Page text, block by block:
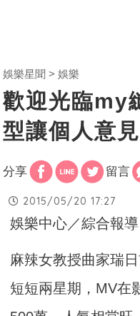
娛樂星聞 娛樂
歡迎光臨my
型讓個人意
分享 留言
2015/05/20 17:27
娛樂中心／綜合報導
麻辣女教授曲家瑞
短短兩星期，MV在